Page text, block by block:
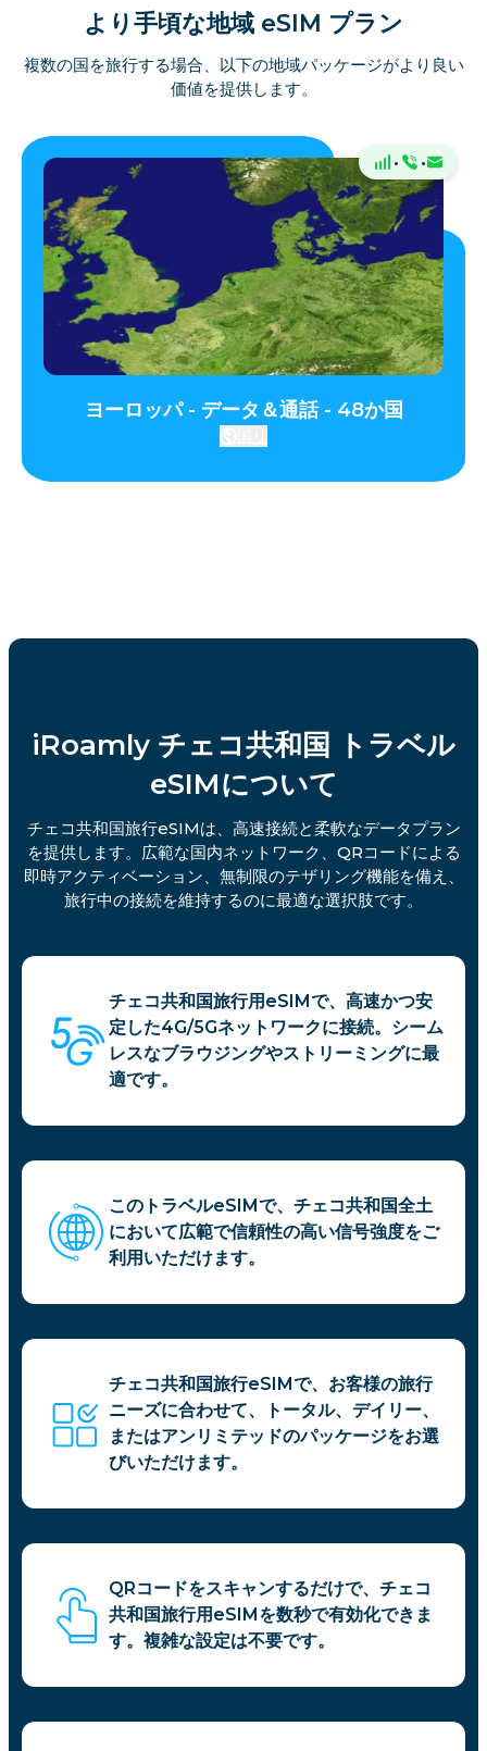
より手頃な地域 eSIM プラン
複数の国を旅行する場合、以下の地域パッケージがより良い
価値を提供します。
· ·
ヨーロッパ - データ＆通話 - 48か国
iRoamly チェコ共和国 トラベル
eSIMについて
チェコ共和国旅行eSIMは、高速接続と柔軟なデータプラン
を提供します。広範な国内ネットワーク、QRコードによる
即時アクティベーション、無制限のテザリング機能を備え、
旅行中の接続を維持するのに最適な選択肢です。
チェコ共和国旅行用eSIMで、高速かつ安
定した4G/5Gネットワークに接続。シーム
レスなブラウジングやストリーミングに最
適です。
このトラベルeSIMで、チェコ共和国全土
において広範で信頼性の高い信号強度をご
利用いただけます。
チェコ共和国旅行eSIMで、お客様の旅行
ニーズに合わせて、トータル、デイリー、
またはアンリミテッドのパッケージをお選
びいただけます。
QRコードをスキャンするだけで、チェコ
共和国旅行用eSIMを数秒で有効化できま
す。複雑な設定は不要です。